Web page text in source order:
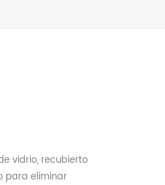
vidrio, recubierto
para eliminar